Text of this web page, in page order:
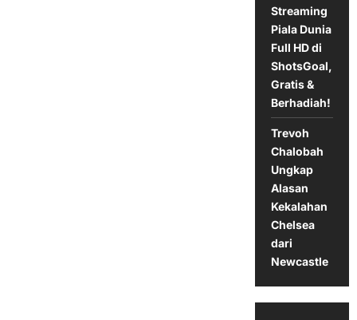
Streaming
Piala Dunia
Full HD di
ShotsGoal,
Gratis &
Berhadiah!
Trevoh
Chalobah
Ungkap
Alasan
Kekalahan
Chelsea
dari
Newcastle